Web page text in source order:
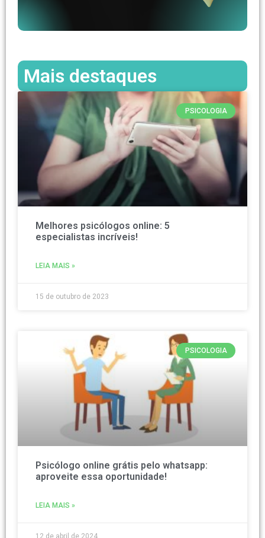
Mais destaques
PSICOLOGIA
Melhores psicólogos online: 5
especialistas incríveis!
LEIA MAIS »
15 de outubro de 2023
PSICOLOGIA
Psicólogo online grátis pelo whatsapp:
aproveite essa oportunidade!
LEIA MAIS »
12 de abril de 2024